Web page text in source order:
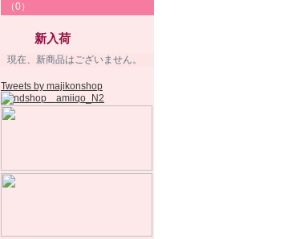
（0）
新入荷
現在、新商品はございません。
Tweets by majikonshop